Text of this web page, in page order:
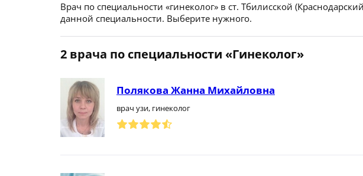
Врач по специальности «гинеколог» в ст. Тбилисской
данной специальности. Выберите нужного.
2 врача по специальности «Гинеколог»
Полякова Жанна Михайловна
врач узи, гинеколог